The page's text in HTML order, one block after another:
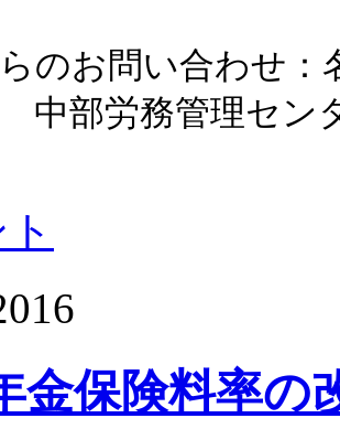
のお問い合わせ：
中部労務管理セン
金保険料率の